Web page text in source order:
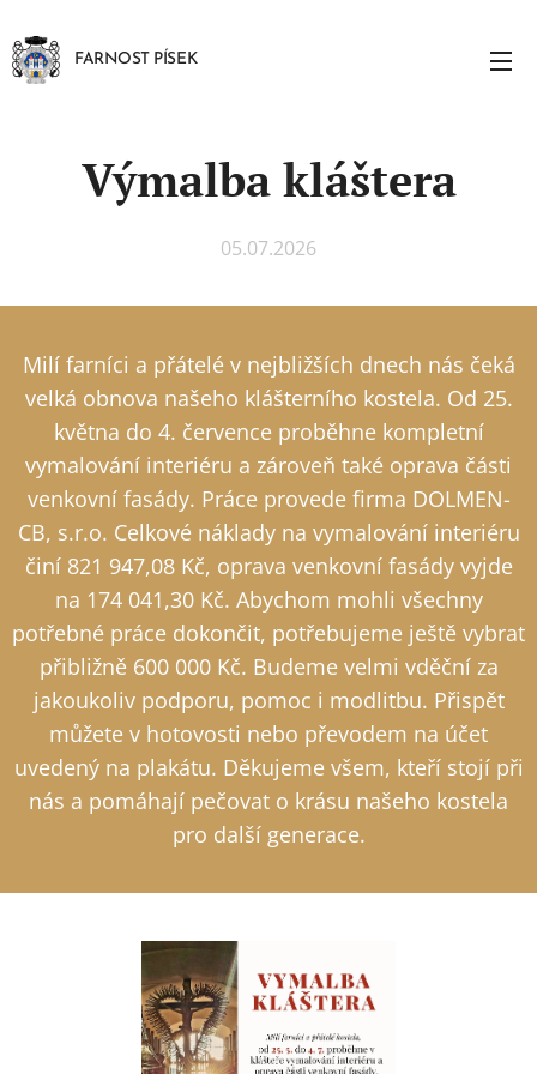
FARNOST PÍSEK
Výmalba kláštera
05.07.2026
Milí farníci a přátelé v nejbližších dnech nás čeká
velká obnova našeho klášterního kostela. Od 25.
května do 4. července proběhne kompletní
vymalování interiéru a zároveň také oprava části
venkovní fasády. Práce provede firma DOLMEN-
CB, s.r.o. Celkové náklady na vymalování interiéru
činí 821 947,08 Kč, oprava venkovní fasády vyjde
na 174 041,30 Kč. Abychom mohli všechny
potřebné práce dokončit, potřebujeme ještě vybrat
přibližně 600 000 Kč. Budeme velmi vděční za
jakoukoliv podporu, pomoc i modlitbu. Přispět
můžete v hotovosti nebo převodem na účet
uvedený na plakátu. Děkujeme všem, kteří stojí při
nás a pomáhají pečovat o krásu našeho kostela
pro další generace.